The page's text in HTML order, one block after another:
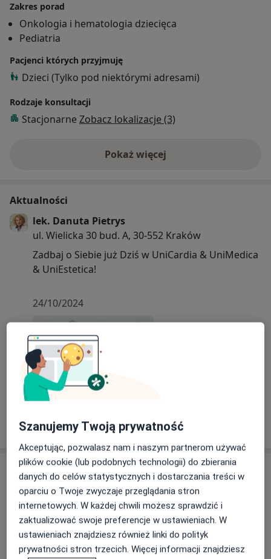
skuteczności i leczenia.
Swoje doświadczenie zdobyłam w Oddziale Onkologii i
Hematologii Uniwersyteckiego Szpitala Dziecięcego w
Krakowie gdzie pracuję od 2020 roku.
Swoją wiedzę poszerzam również biorąc udział w
konferencjach i szkoleniach organizowanych przez
Polskie Towarzystwo Onkologów i Hematologów
Dziecięcych (PTOiH), Polskie Towarzystwo
Hematologów i Transfuzjologów (PTHiT), International
European Association for Haemophilia and Allied
Zakres porad
Onkologia i hematologia dziecięca
Pediatria
Pacjenci których przyjmuję
Dzieci (Tylko pod niektórymi adresami)
Rodzaje konsultacji
Stacjonarne Zobacz lokalizacje (3)
Pokaż więcejo doświadczeniu
Aktualności
lek. Danuta Pietrys
ul. Wielicka 30 bud. A, 30-552 Kraków
Zadbaj o Siebie już Dziś w UniCardia & UniMedica
& UniEstetica!
24/10/2024
Usługi i ceny
Konsultacja hematologiczna dzieci
250 zł - 350 zł Szczegóły Umów wizytę
Konsultacja onkologiczna dzieci
Umów wizytę
Szanujemy Twoją prywatność
Akceptując, pozwalasz nam i naszym partnerom używać
plików cookie (lub podobnych technologii) do zbierania
danych do celów statystycznych i dostarczania treści w
oparciu o Twoje zwyczaje przeglądania stron
internetowych. W każdej chwili możesz sprawdzić i
zaktualizować swoje preferencje w ustawieniach. W
ustawieniach znajdziesz również linki do polityk
prywatności stron trzecich. Więcej informacji znajdziesz